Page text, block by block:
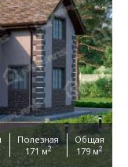
Полезная
171 м2
Общая
179 м2